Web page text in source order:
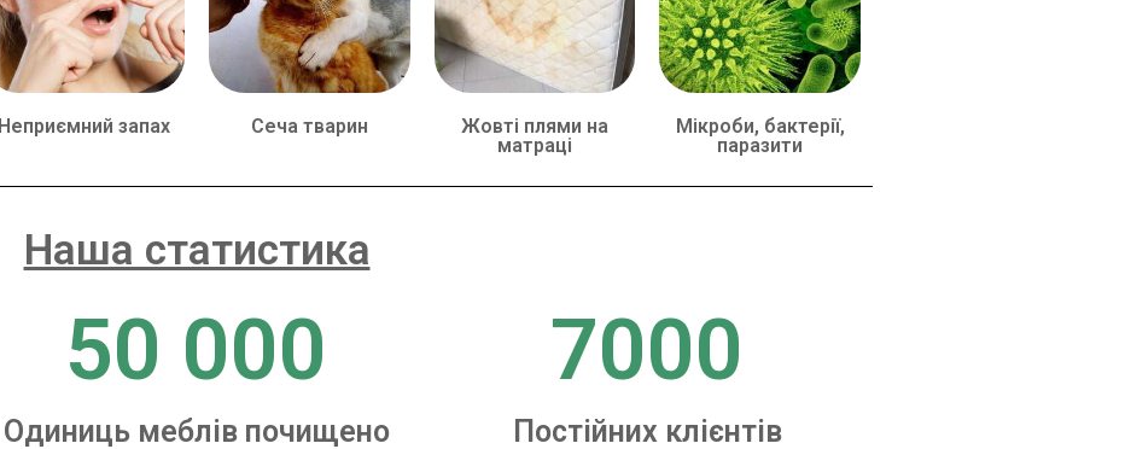
Неприємний запах Сеча тварин
Жовті плями на
матраці
Мікроби, бактерії,
паразити
Наша статистика
50 000
Одиниць меблів почищено
7000
Постійних клієнтів